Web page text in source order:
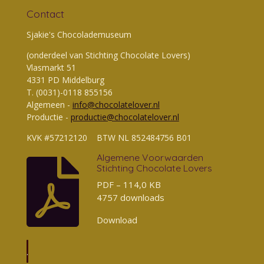
5
0
9
8
0
4
s
t
e
r
e
Contact
Sjakie's Chocolademuseum
(onderdeel van Stichting Chocolate Lovers)
Vlasmarkt 51
4331 PD Middelburg
T. (0031)-0118 855156
Algemeen - info@chocolatelover.nl
Productie - productie@chocolatelover.nl
KVK #57212120 BTW NL 852484756 B01
Algemene Voorwaarden
Stichting Chocolate Lovers
PDF – 114,0 KB
4757 downloads
Download
.